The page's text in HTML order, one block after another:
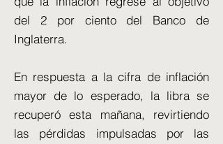
del 2 por ciento del Banco de
Inglaterra.
En respuesta a la cifra de inflación
mayor de lo esperado, la libra se
recuperó esta mañana, revirtiendo
las pérdidas impulsadas por las